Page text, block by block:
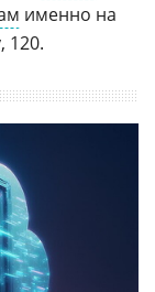
именно на
120.